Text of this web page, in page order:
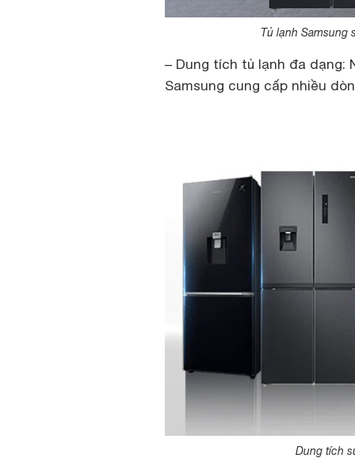
Tủ lạnh Samsung
– Dung tích tủ lạnh đa dạng:
Samsung cung cấp nhiều
Dung tích